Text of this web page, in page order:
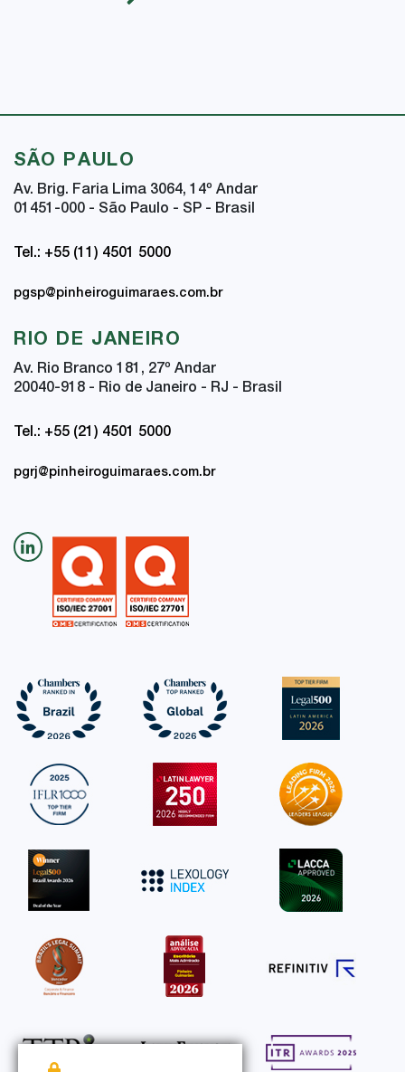
SÃO PAULO
Av. Brig. Faria Lima 3064, 14º Andar
01451-000 - São Paulo - SP - Brasil
Tel.: +55 (11) 4501 5000
pgsp@pinheiroguimaraes.com.br
RIO DE JANEIRO
Av. Rio Branco 181, 27º Andar
20040-918 - Rio de Janeiro - RJ - Brasil
Tel.: +55 (21) 4501 5000
pgrj@pinheiroguimaraes.com.br